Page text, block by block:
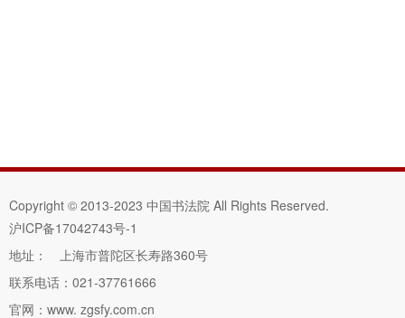
Copyright © 2013-2023 中国书法院 All Rights Reserved.
沪ICP备17042743号-1
地址： 上海市普陀区长寿路360号
联系电话：021-37761666
官网：www. zgsfy.com.cn